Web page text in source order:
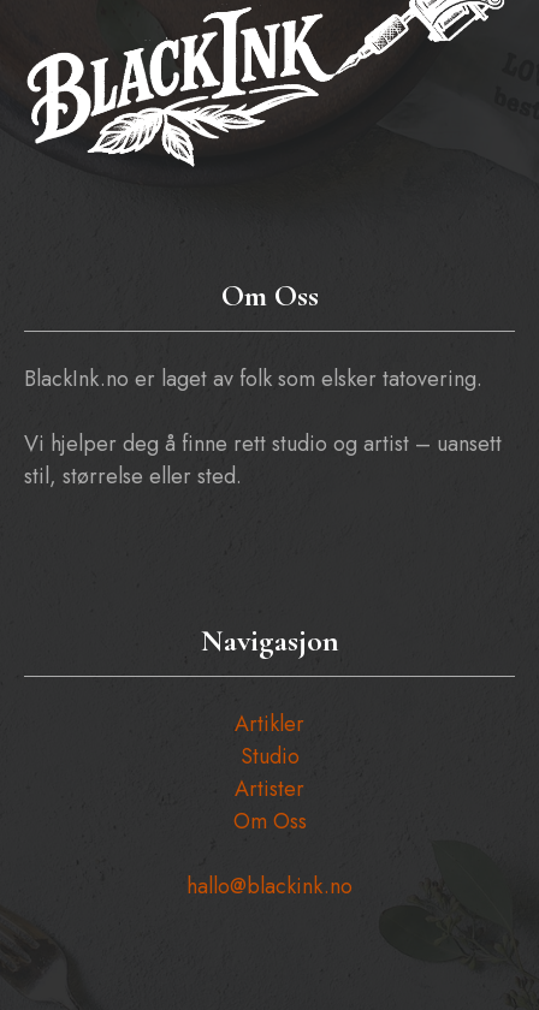
Om Oss
BlackInk.no er laget av folk som elsker tatovering.
Vi hjelper deg å finne rett studio og artist – uansett
stil, størrelse eller sted.
Navigasjon
Artikler
Studio
Artister
Om Oss
hallo@blackink.no